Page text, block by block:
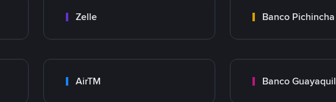
Zelle Banco Pichincha
AirTM Banco Guayaquil